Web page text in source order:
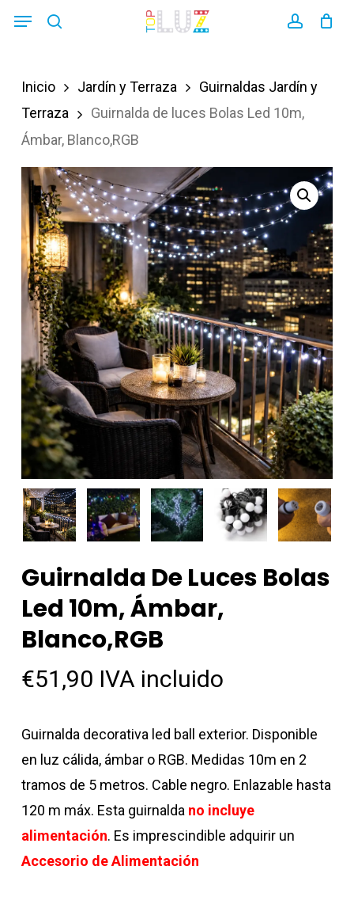
content
Menu
Inicio Jardín y Terraza
Guirnaldas Jardín y
Terraza
Guirnalda de luces Bolas Led 10m,
Ámbar, Blanco,RGB
Guirnalda De Luces Bolas
Led 10m, Ámbar,
Blanco,RGB
€51,90 IVA incluido
Guirnalda decorativa led ball exterior. Disponible
en luz cálida, ámbar o RGB. Medidas 10m en 2
tramos de 5 metros. Cable negro. Enlazable hasta
120 m máx. Esta guirnalda no incluye
alimentación. Es imprescindible adquirir un
Accesorio de Alimentación